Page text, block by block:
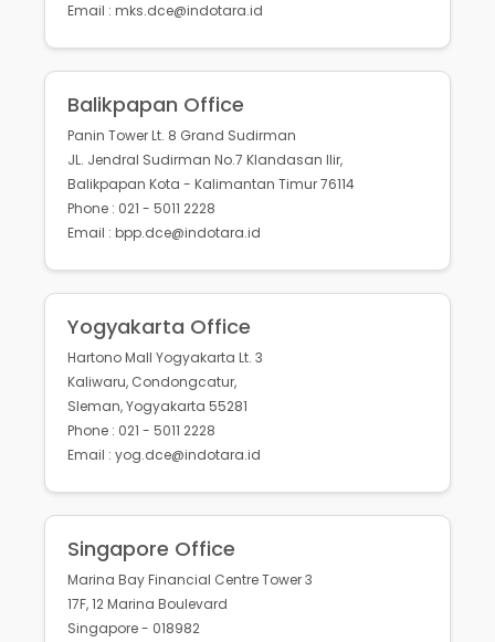
Email : mks.dce@indotara.id
Balikpapan Office
Panin Tower Lt. 8 Grand Sudirman
JL. Jendral Sudirman No.7 Klandasan Ilir,
Balikpapan Kota - Kalimantan Timur 76114
Phone : 021 - 5011 2228
Email : bpp.dce@indotara.id
Yogyakarta Office
Hartono Mall Yogyakarta Lt. 3
Kaliwaru, Condongcatur,
Sleman, Yogyakarta 55281
Phone : 021 - 5011 2228
Email : yog.dce@indotara.id
Singapore Office
Marina Bay Financial Centre Tower 3
17F, 12 Marina Boulevard
Singapore - 018982